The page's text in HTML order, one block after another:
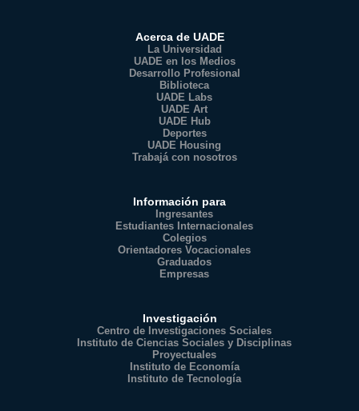
Acerca de UADE
La Universidad
UADE en los Medios
Desarrollo Profesional
Biblioteca
UADE Labs
UADE Art
UADE Hub
Deportes
UADE Housing
Trabajá con nosotros
Información para
Ingresantes
Estudiantes Internacionales
Colegios
Orientadores Vocacionales
Graduados
Empresas
Investigación
Centro de Investigaciones Sociales
Instituto de Ciencias Sociales y Disciplinas
Proyectuales
Instituto de Economía
Instituto de Tecnología